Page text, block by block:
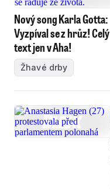
Nový song Karla Gotta:
Vyzpíval se z hrůz! Celý
text jen v Aha!
Žhavé drby